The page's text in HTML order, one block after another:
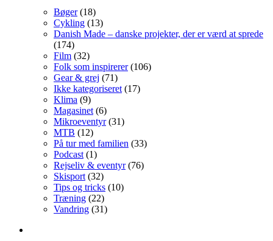
Bøger(18)
Cykling (13)
Danish Made – danske projekter, der er værd at sprede
(174)
Film (32)
Folk som inspirerer(106)
Gear & grej (71)
Ikke kategoriseret (17)
Klima (9)
Magasinet (6)
Mikroeventyr(31)
MTB (12)
På tur med familien (33)
Podcast (1)
Rejseliv & eventyr(76)
Skisport (32)
Tips og tricks (10)
Træning (22)
Vandring (31)